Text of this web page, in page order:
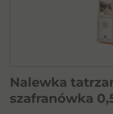
Nalewka
szafranówka